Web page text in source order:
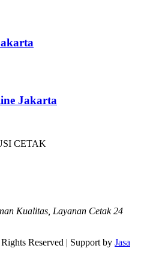
Jakarta
Kualitas, Layanan Cetak 24
Reserved | Support by Jasa